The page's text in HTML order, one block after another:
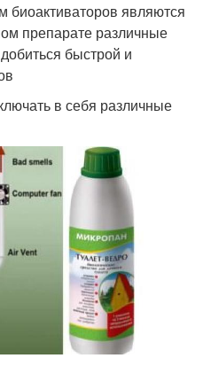
являются
препарате различные
быстрой и
в себя различные